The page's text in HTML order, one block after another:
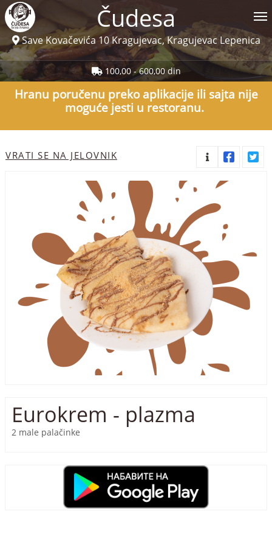
Jelovnik
Korisnički servis
Prijava
Čudesa
Save Kovačevića 10 Kragujevac, Kragujevac Lepenica
100,00 - 600,00 din
Hranu poručenu preko aplikacije ili sajta nije
moguće jesti u restoranu.
VRATI SE NA JELOVNIK
Eurokrem - plazma
2 male palačinke